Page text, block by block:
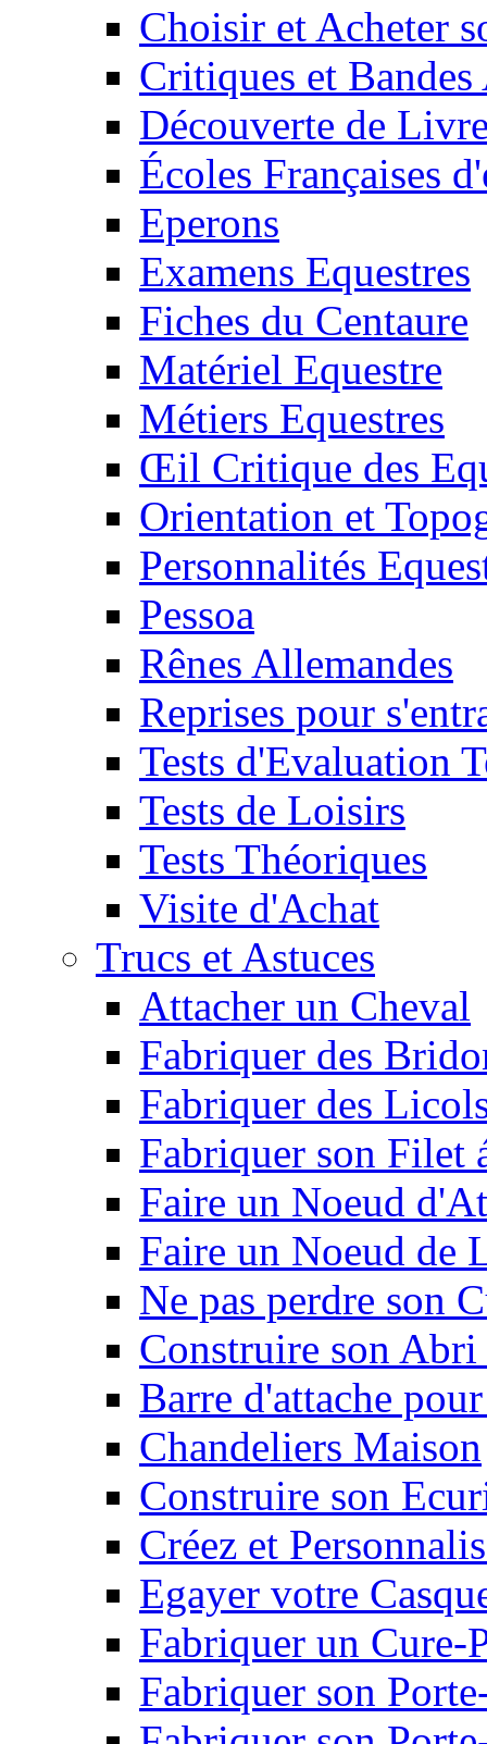
Choisir et Acheter
Critiques et
Découverte de
Écoles Françaises
Eperons
Examens Equestres
Fiches du Centaure
Matériel Equestre
Métiers Equestres
Œil Critique des
Orientation et
Personnalités
Pessoa
Rênes Allemandes
Reprises pour
Tests d'Evaluation
Tests de Loisirs
Tests Théoriques
Visite d'Achat
Trucs et Astuces
Attacher un Cheval
Fabriquer des
Fabriquer des
Fabriquer son Filet
Faire un Noeud
Faire un Noeud de
Ne pas perdre son
Construire son
Barre d'attache
Chandeliers Maison
Construire son
Créez et
Egayer votre
Fabriquer un Cure-
Fabriquer son